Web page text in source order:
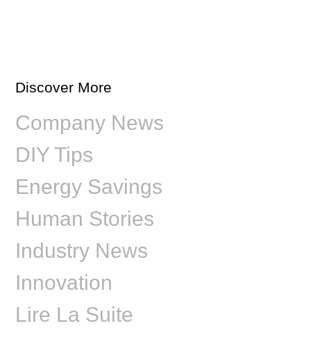
Discover More
Company News
DIY Tips
Energy Savings
Human Stories
Industry News
Innovation
Lire La Suite